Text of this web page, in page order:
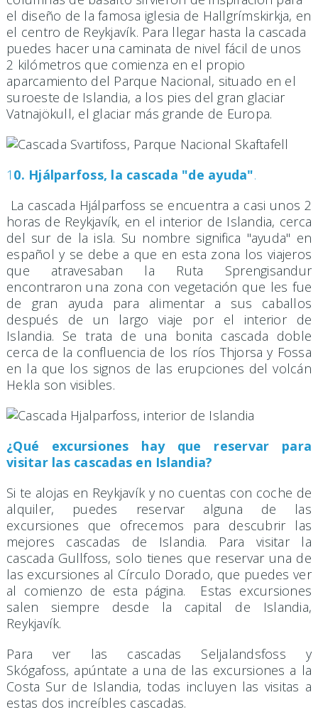
el diseño de la famosa iglesia de Hallgrímskirkja, en
el centro de Reykjavík. Para llegar hasta la cascada
puedes hacer una caminata de nivel fácil de unos
2 kilómetros que comienza en el propio
aparcamiento del Parque Nacional, situado en el
suroeste de Islandia, a los pies del gran glaciar
Vatnajökull, el glaciar más grande de Europa.
1 0. Hjálparfoss, la cascada "de ayuda".
La cascada Hjálparfoss se encuentra a casi unos 2
horas de Reykjavík, en el interior de Islandia, cerca
del sur de la isla. Su nombre significa "ayuda" en
español y se debe a que en esta zona los viajeros
que atravesaban la Ruta Sprengisandur
encontraron una zona con vegetación que les fue
de gran ayuda para alimentar a sus caballos
después de un largo viaje por el interior de
Islandia. Se trata de una bonita cascada doble
cerca de la confluencia de los ríos Thjorsa y Fossa
en la que los signos de las erupciones del volcán
Hekla son visibles.
¿Qué excursiones hay que reservar para
visitar las cascadas en Islandia?
Si te alojas en Reykjavík y no cuentas con coche de
alquiler, puedes reservar alguna de las
excursiones que ofrecemos para descubrir las
mejores cascadas de Islandia. Para visitar la
cascada Gullfoss, solo tienes que reservar una de
las excursiones al Círculo Dorado, que puedes ver
al comienzo de esta página. Estas excursiones
salen siempre desde la capital de Islandia,
Reykjavík.
Para ver las cascadas Seljalandsfoss y
Skógafoss, apúntate a una de las excursiones a la
Costa Sur de Islandia, todas incluyen las visitas a
estas dos increíbles cascadas.